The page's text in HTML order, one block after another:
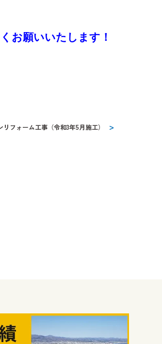
お願いいたします！
フォーム工事（令和3年5月施工）